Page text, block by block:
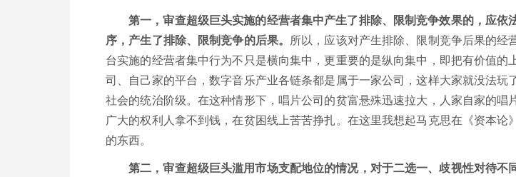
第一，审查超级巨头实施的经营者集中产生了排除、限制竞争效果的，应
序，产生了排除、限制竞争的后果。
所以，应该对产生排除、限制竞争后果的
台实施的经营者集中行为不只是横向集中，更重要的是纵向集中，即把有价值
司、自己家的平台，数字音乐产业各链条都是属于一家公司，这样大家就没法
社会的统治阶级。在这种情形下，唱片公司的贫富悬殊迅速拉大，人家自家的唱
广大的权利人拿不到钱，在贫困线上苦苦挣扎。在这里我想起马克思在《资本
的东西。
第二，审查超级巨头滥用市场支配地位的情况，对于二选一、歧视性对待不